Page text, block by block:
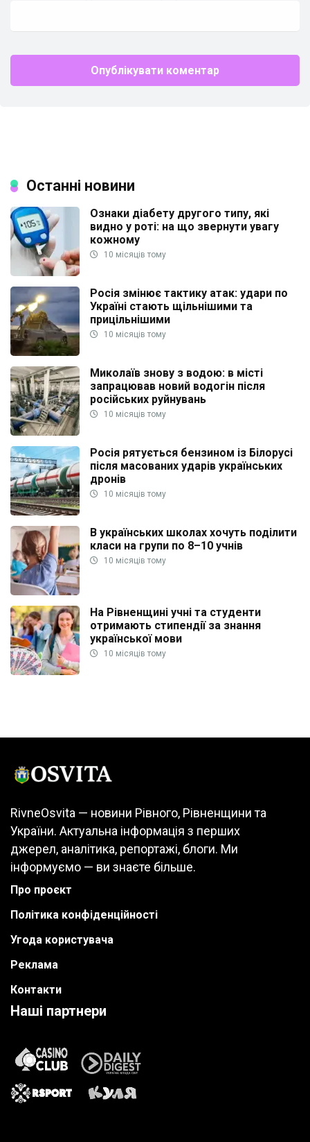
Останні новини
Ознаки діабету другого типу, які
видно у роті: на що звернути увагу
кожному
10 місяців тому
Росія змінює тактику атак: удари по
Україні стають щільнішими та
прицільнішими
10 місяців тому
Миколаїв знову з водою: в місті
запрацював новий водогін після
російських руйнувань
10 місяців тому
Росія рятується бензином із Білорусі
після масованих ударів українських
дронів
10 місяців тому
В українських школах хочуть поділити
класи на групи по 8–10 учнів
10 місяців тому
На Рівненщині учні та студенти
отримають стипендії за знання
української мови
10 місяців тому
RivneOsvita — новини Рівного, Рівненщини та
України. Актуальна інформація з перших
джерел, аналітика, репортажі, блоги. Ми
інформуємо — ви знаєте більше.
Про проєкт
Політика конфіденційності
Угода користувача
Реклама
Контакти
Наші партнери